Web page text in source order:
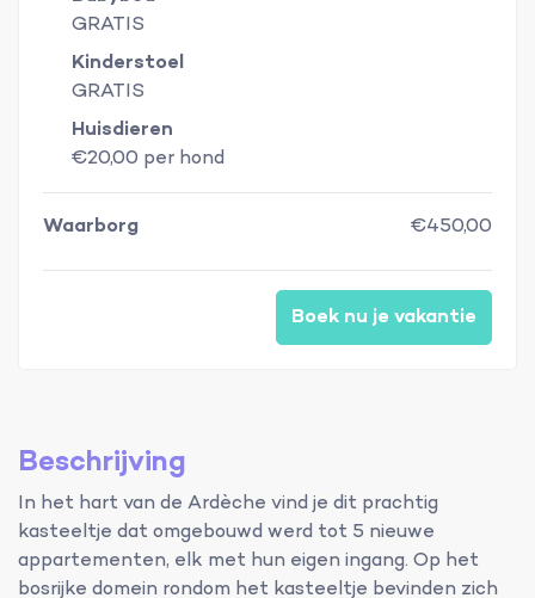
GRATIS
Kinderstoel
GRATIS
Huisdieren
€20,00 per hond
Waarborg €450,00
Boek nu je vakantie
Beschrijving
In het hart van de Ardèche vind je dit prachtig
kasteeltje dat omgebouwd werd tot 5 nieuwe
appartementen, elk met hun eigen ingang. Op het
bosrijke domein rondom het kasteeltje bevinden zich